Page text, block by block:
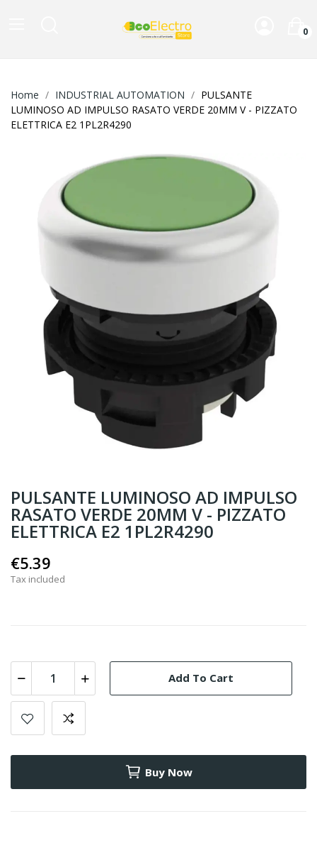
0
Home INDUSTRIAL AUTOMATION
PULSANTE
LUMINOSO AD IMPULSO RASATO VERDE 20MM V - PIZZATO
ELETTRICA E2 1PL2R4290
PULSANTE LUMINOSO AD IMPULSO
RASATO VERDE 20MM V - PIZZATO
ELETTRICA E2 1PL2R4290
€5.39
Tax included
Add To Cart
Buy Now